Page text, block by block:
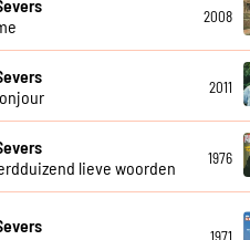
2008
2011
lieve woorden
1976